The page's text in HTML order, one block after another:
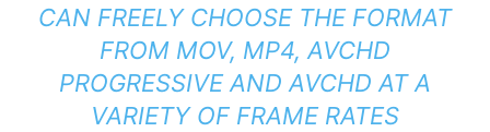
CAN FREELY CHOOSE THE FORMAT
FROM MOV, MP4, AVCHD
PROGRESSIVE AND AVCHD AT A
VARIETY OF FRAME RATES